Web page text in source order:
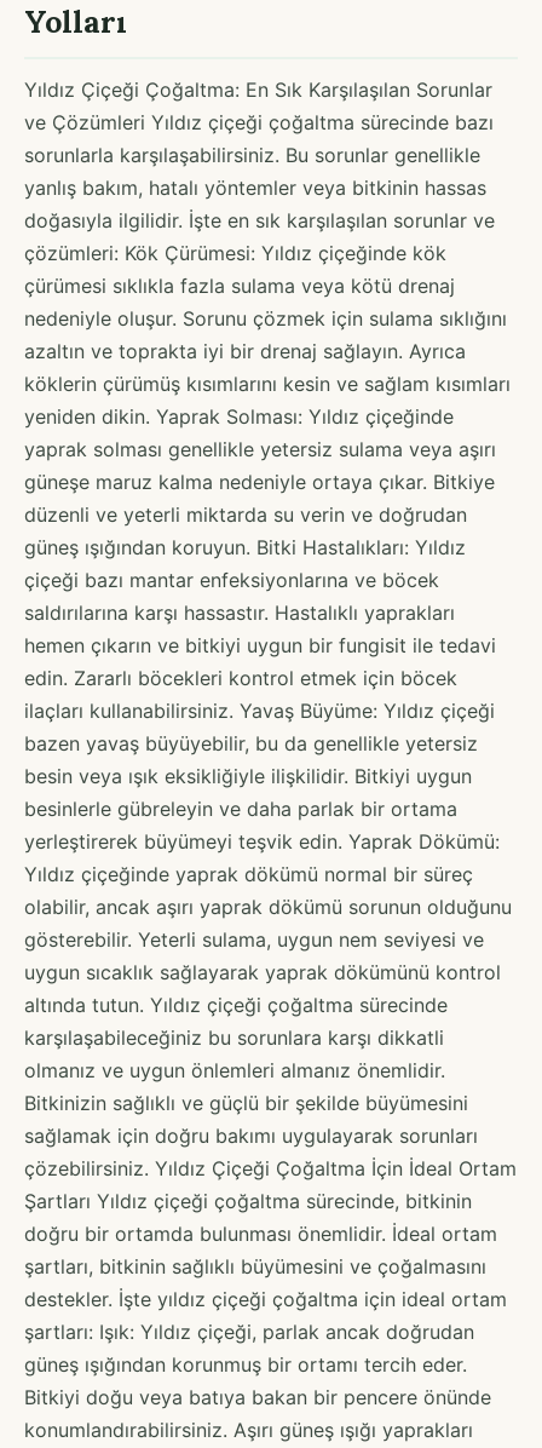
Yolları
Yıldız Çiçeği Çoğaltma: En Sık Karşılaşılan Sorunlar
ve Çözümleri Yıldız çiçeği çoğaltma sürecinde bazı
sorunlarla karşılaşabilirsiniz. Bu sorunlar genellikle
yanlış bakım, hatalı yöntemler veya bitkinin hassas
doğasıyla ilgilidir. İşte en sık karşılaşılan sorunlar ve
çözümleri: Kök Çürümesi: Yıldız çiçeğinde kök
çürümesi sıklıkla fazla sulama veya kötü drenaj
nedeniyle oluşur. Sorunu çözmek için sulama sıklığını
azaltın ve toprakta iyi bir drenaj sağlayın. Ayrıca
köklerin çürümüş kısımlarını kesin ve sağlam kısımları
yeniden dikin. Yaprak Solması: Yıldız çiçeğinde
yaprak solması genellikle yetersiz sulama veya aşırı
güneşe maruz kalma nedeniyle ortaya çıkar. Bitkiye
düzenli ve yeterli miktarda su verin ve doğrudan
güneş ışığından koruyun. Bitki Hastalıkları: Yıldız
çiçeği bazı mantar enfeksiyonlarına ve böcek
saldırılarına karşı hassastır. Hastalıklı yaprakları
hemen çıkarın ve bitkiyi uygun bir fungisit ile tedavi
edin. Zararlı böcekleri kontrol etmek için böcek
ilaçları kullanabilirsiniz. Yavaş Büyüme: Yıldız çiçeği
bazen yavaş büyüyebilir, bu da genellikle yetersiz
besin veya ışık eksikliğiyle ilişkilidir. Bitkiyi uygun
besinlerle gübreleyin ve daha parlak bir ortama
yerleştirerek büyümeyi teşvik edin. Yaprak Dökümü:
Yıldız çiçeğinde yaprak dökümü normal bir süreç
olabilir, ancak aşırı yaprak dökümü sorunun olduğunu
gösterebilir. Yeterli sulama, uygun nem seviyesi ve
uygun sıcaklık sağlayarak yaprak dökümünü kontrol
altında tutun. Yıldız çiçeği çoğaltma sürecinde
karşılaşabileceğiniz bu sorunlara karşı dikkatli
olmanız ve uygun önlemleri almanız önemlidir.
Bitkinizin sağlıklı ve güçlü bir şekilde büyümesini
sağlamak için doğru bakımı uygulayarak sorunları
çözebilirsiniz. Yıldız Çiçeği Çoğaltma İçin İdeal Ortam
Şartları Yıldız çiçeği çoğaltma sürecinde, bitkinin
doğru bir ortamda bulunması önemlidir. İdeal ortam
şartları, bitkinin sağlıklı büyümesini ve çoğalmasını
destekler. İşte yıldız çiçeği çoğaltma için ideal ortam
şartları: Işık: Yıldız çiçeği, parlak ancak doğrudan
güneş ışığından korunmuş bir ortamı tercih eder.
Bitkiyi doğu veya batıya bakan bir pencere önünde
konumlandırabilirsiniz. Aşırı güneş ışığı yaprakları